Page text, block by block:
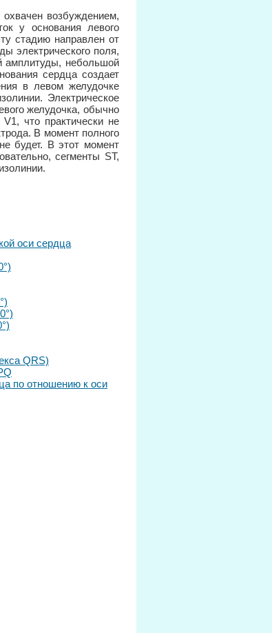
возбуждением,
у основания левого
стадию направлен от
электрического поля,
амплитуды, небольшой
сердца создает
в левом желудочке
Электрическое
желудочка, обычно
что практически не
В момент полного
будет. В этот момент
сегменты ST,
оси сердца
QRS)
по отношению к оси